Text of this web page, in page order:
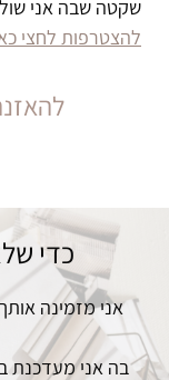
שקטה שבה אני
להצטרפות לחצי
כדי
אני מזמינה
בה אני מעדכנת